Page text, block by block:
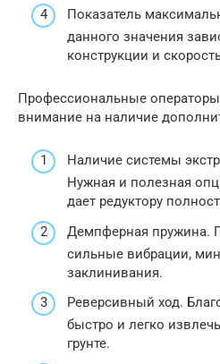
Показатель
данного значения
конструкции и
Профессиональные
внимание на наличие
Наличие системы
Нужная и полезная
дает редуктору
Демпферная пружина.
сильные вибрации,
заклинивания.
Реверсивный ход.
быстро и легко
грунте.